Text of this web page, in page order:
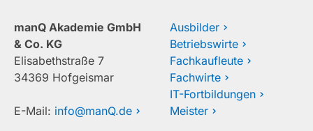
manQ Akademie GmbH
& Co. KG
Elisabethstraße 7
34369 Hofgeismar
E-Mail: info@manQ.de
Ausbilder
Betriebswirte
Fachkaufleute
Fachwirte
IT-Fortbildungen
Meister